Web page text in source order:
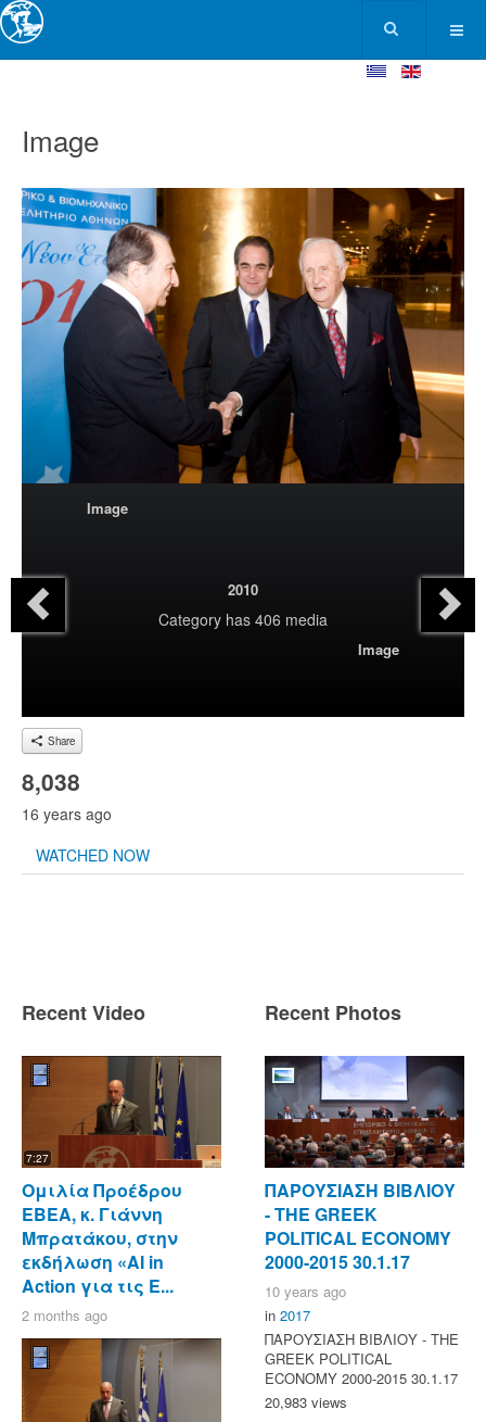
Image
Image
2010
Category has 406 media
Image
Share
8,038
16 years ago
WATCHED NOW
Recent Video
7:27
Ομιλία Προέδρου
ΕΒΕΑ, κ. Γιάννη
Μπρατάκου, στην
εκδήλωση «AI in
Action για τις Ε...
2 months ago
Recent Photos
ΠΑΡΟΥΣΙΑΣΗ ΒΙΒΛΙΟΥ
- ΤΗΕ GREEK
POLITICAL ECONOMY
2000-2015 30.1.17
10 years ago
in 2017
ΠΑΡΟΥΣΙΑΣΗ ΒΙΒΛΙΟΥ - ΤΗΕ
GREEK POLITICAL
ECONOMY 2000-2015 30.1.17
20,983 views